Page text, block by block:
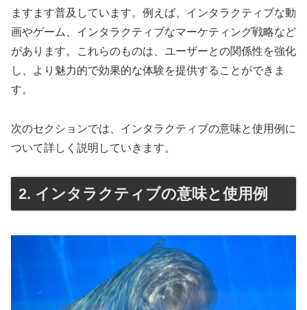
ますます普及しています。例えば、インタラクティブな動
画やゲーム、インタラクティブなマーケティング戦略など
があります。これらのものは、ユーザーとの関係性を強化
し、より魅力的で効果的な体験を提供することができま
す。
次のセクションでは、インタラクティブの意味と使用例に
ついて詳しく説明していきます。
2. インタラクティブの意味と使用例